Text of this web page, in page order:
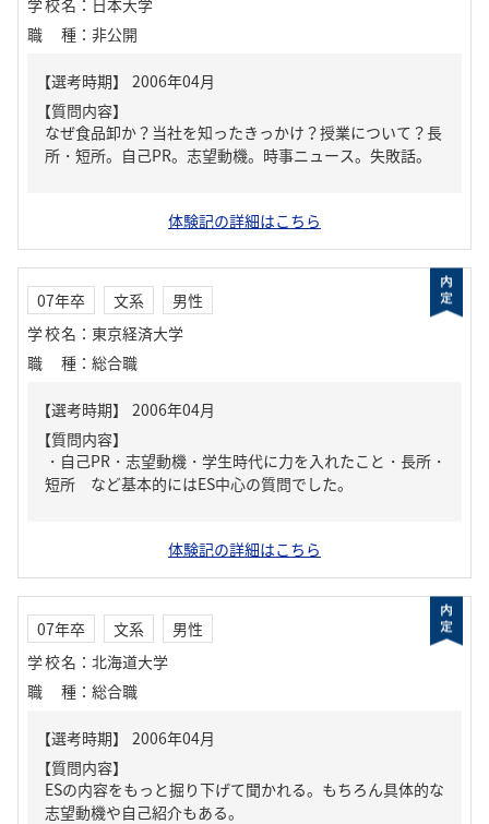
学校名 ： 日本大学
職種 ： 非公開
【質問内容】
なぜ食品卸か？当社を知ったきっかけ？授業について？長
所・短所。自己PR。志望動機。時事ニュース。失敗話。
体験記の詳細はこちら
07年卒 文系
男性
学校名 ： 東京経済大学
職種 ： 総合職
【質問内容】
・自己PR・志望動機・学生時代に力を入れたこと・長所・
短所 など基本的にはES中心の質問でした。
体験記の詳細はこちら
07年卒 文系
男性
学校名 ： 北海道大学
職種 ： 総合職
【質問内容】
ESの内容をもっと掘り下げて聞かれる。もちろん具体的な
志望動機や自己紹介もある。